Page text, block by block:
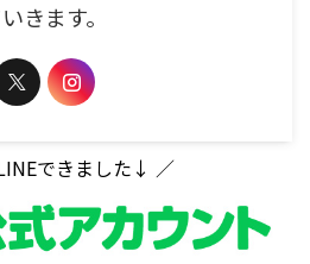
きます。
できました↓ ／